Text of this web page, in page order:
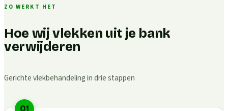
ZO WERKT HET
Hoe wij vlekken uit je bank
verwijderen
Gerichte vlekbehandeling in drie stappen
01